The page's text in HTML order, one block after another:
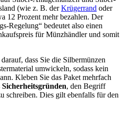
(wie z. B. derKrügerrand oder
12 Prozent mehr bezahlen. Der
Regelung“ bedeutet also einen
für Münzhändler und somit
dass Sie die Silbermünzen
umwickeln, sodass kein
Kleben Sie das Paket mehrfach
Sicherheitsgründen, den Begriff
schreiben. Dies gilt ebenfalls für den